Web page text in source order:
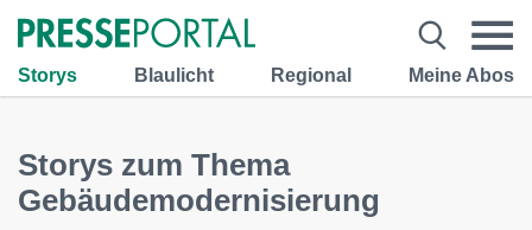
Storys Blaulicht Regional Meine Abos
Storys zum Thema
Gebäudemodernisierung